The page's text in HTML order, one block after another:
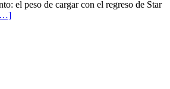
el peso de cargar con el regreso de Star